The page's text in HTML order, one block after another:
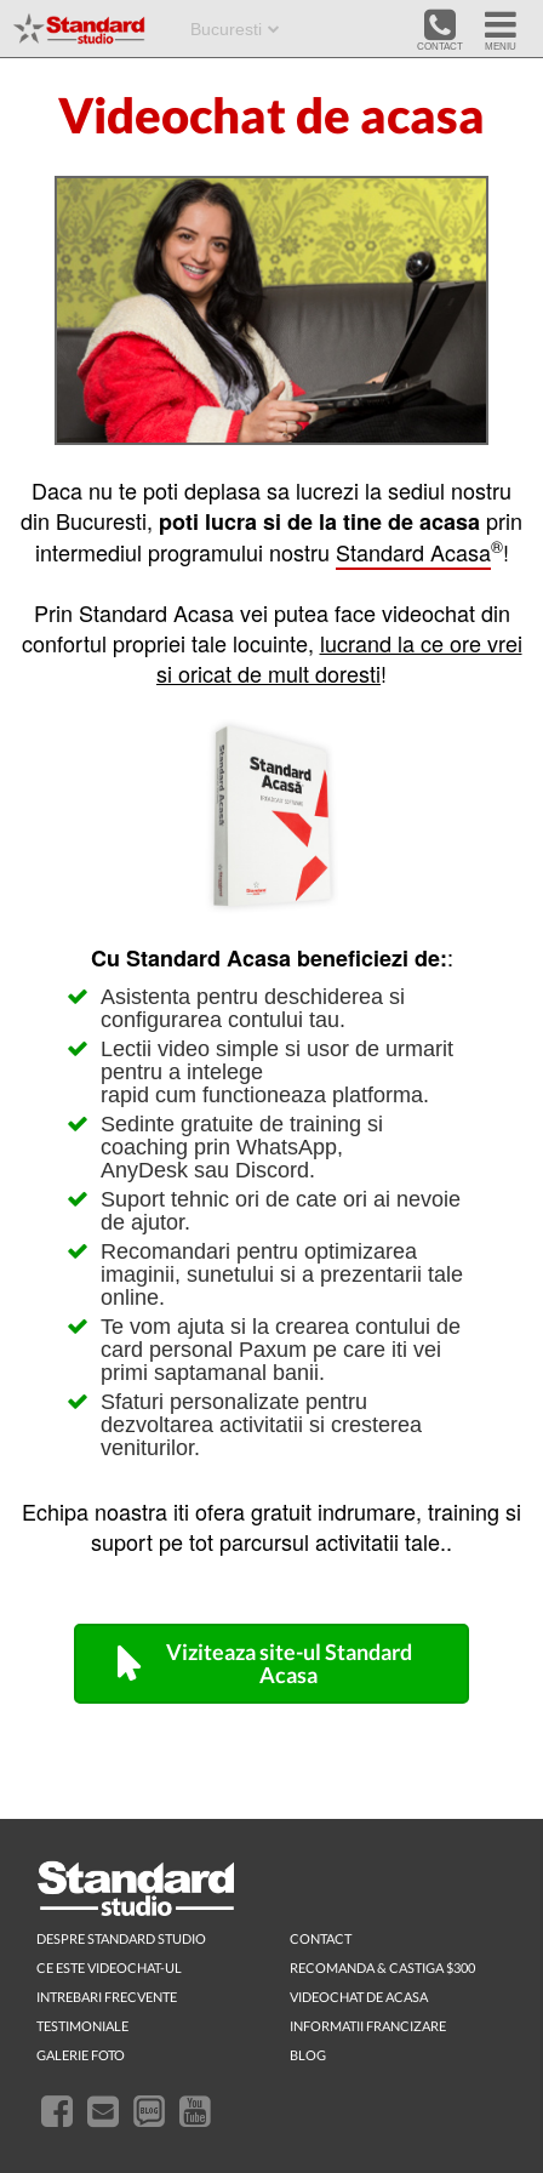
Bucuresti  
Videochat de acasa
Daca nu te poti deplasa sa lucrezi la sediul nostru
din Bucuresti, poti lucra si de la tine de acasa prin
intermediul programului nostru Standard Acasa®!
Prin Standard Acasa vei putea face videochat din
confortul propriei tale locuinte, lucrand la ce ore vrei
si oricat de mult doresti!
Cu Standard Acasa beneficiezi de::
Asistenta pentru deschiderea si
configurarea contului tau.
Lectii video simple si usor de urmarit
pentru a intelege
rapid cum functioneaza platforma.
Sedinte gratuite de training si
coaching prin WhatsApp,
AnyDesk sau Discord.
Suport tehnic ori de cate ori ai nevoie
de ajutor.
Recomandari pentru optimizarea
imaginii, sunetului si a prezentarii tale
online.
Te vom ajuta si la crearea contului de
card personal Paxum pe care iti vei
primi saptamanal banii.
Sfaturi personalizate pentru
dezvoltarea activitatii si cresterea
veniturilor.
Echipa noastra iti ofera gratuit indrumare, training si
suport pe tot parcursul activitatii tale..
Viziteaza site-ul Standard
Acasa
DESPRE STANDARD STUDIO
CE ESTE VIDEOCHAT-UL
INTREBARI FRECVENTE
TESTIMONIALE
GALERIE FOTO
CONTACT
RECOMANDA & CASTIGA $300
VIDEOCHAT DE ACASA
INFORMATII FRANCIZARE
BLOG